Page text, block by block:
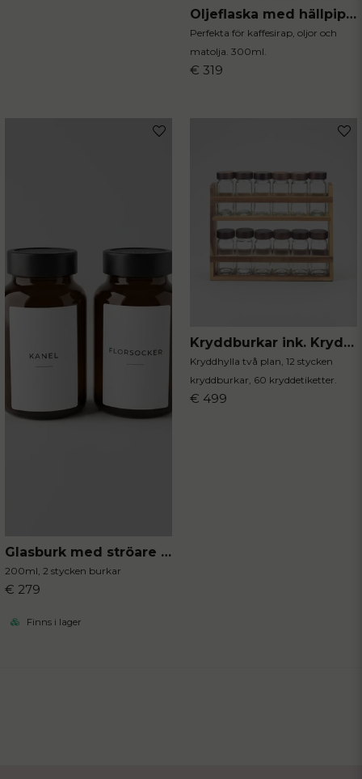
Oljeflaska med hällpip 2-pack
Perfekta för kaffesirap, oljor och
matolja. 300ml.
€ 319
Glasburk med ströare 2-pack
200ml, 2 stycken burkar
€ 279
Finns i lager
Kryddburkar ink. Kryddhylla 13-delar
Kryddhylla två plan, 12 stycken
kryddburkar, 60 kryddetiketter.
€ 499